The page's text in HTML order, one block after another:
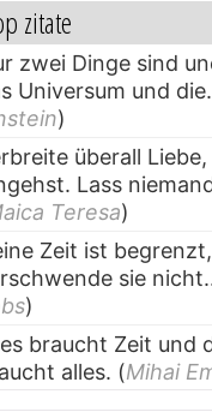
zitate
zwei Dinge sind
Universum und
)
überall
Lass
Teresa)
Zeit ist
sie
)
braucht Zeit und
alles. (Mihai